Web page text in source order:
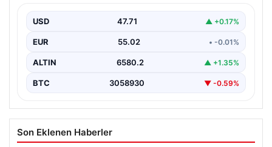
USD 47.71 ▲ +0.17%
EUR 55.02 • -0.01%
ALTIN 6580.2 ▲ +1.35%
BTC 3058930 ▼ -0.59%
Son Eklenen Haberler